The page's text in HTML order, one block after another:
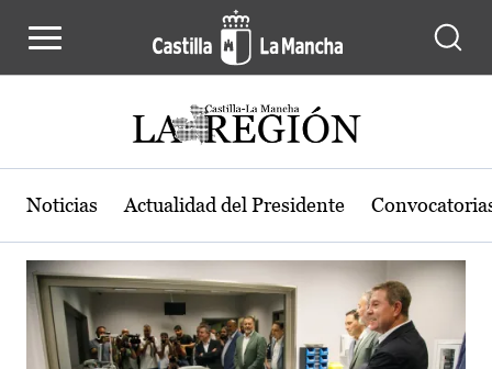
Actualidad de la región de Castilla-
Noticias Actualidad del Presidente